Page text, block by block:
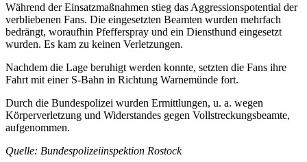
Während der Einsatzmaßnahmen stieg das Aggressionspotential der
verbliebenen Fans. Die eingesetzten Beamten wurden mehrfach
bedrängt, woraufhin Pfefferspray und ein Diensthund eingesetzt
wurden. Es kam zu keinen Verletzungen.
Nachdem die Lage beruhigt werden konnte, setzten die Fans ihre
Fahrt mit einer S-Bahn in Richtung Warnemünde fort.
Durch die Bundespolizei wurden Ermittlungen, u. a. wegen
Körperverletzung und Widerstandes gegen Vollstreckungsbeamte,
aufgenommen.
Quelle: Bundespolizeiinspektion Rostock